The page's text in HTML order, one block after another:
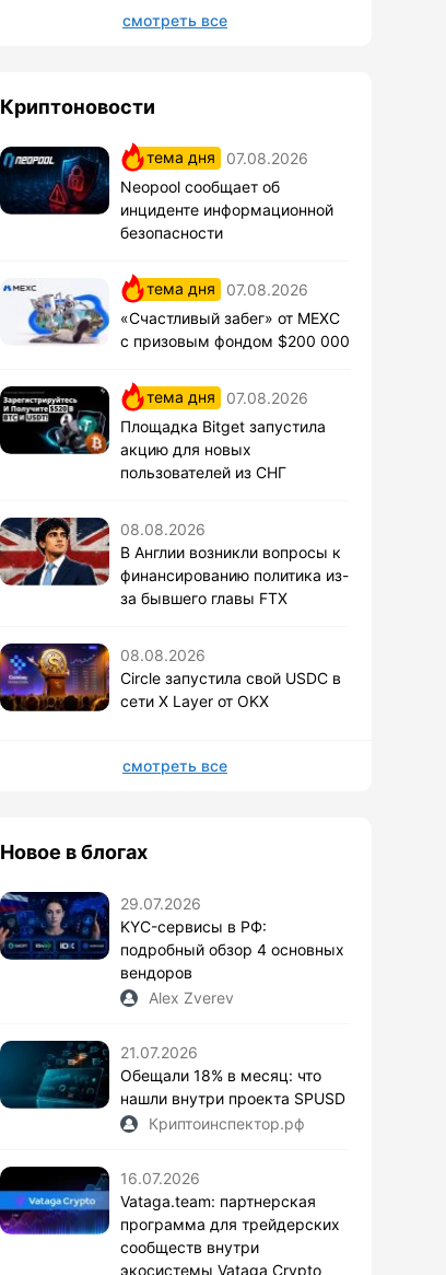
смотреть все
Криптоновости
тема дня
07.08.2026
Neopool сообщает об
инциденте информационной
безопасности
тема дня
07.08.2026
«Счастливый забег» от MEXC
с призовым фондом $200 000
тема дня
07.08.2026
Площадка Bitget запустила
акцию для новых
пользователей из СНГ
08.08.2026
В Англии возникли вопросы к
финансированию политика из-
за бывшего главы FTX
08.08.2026
Circle запустила свой USDC в
сети X Layer от OKX
смотреть все
Новое в блогах
29.07.2026
KYC-сервисы в РФ:
подробный обзор 4 основных
вендоров
Alex Zverev
21.07.2026
Обещали 18% в месяц: что
нашли внутри проекта SPUSD
Криптоинспектор.рф
16.07.2026
Vataga.team: партнерская
программа для трейдерских
сообществ внутри
экосистемы Vataga Crypto